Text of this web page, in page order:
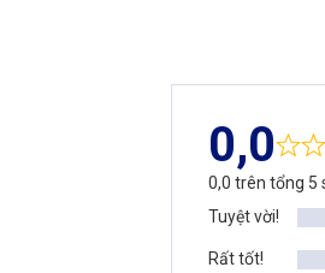
0,0
0,0 trên tổng 5
Tuyệt vời!
Rất tốt!